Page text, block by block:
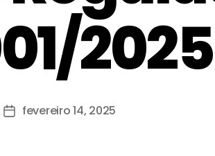
2025
fevereiro 14, 2025